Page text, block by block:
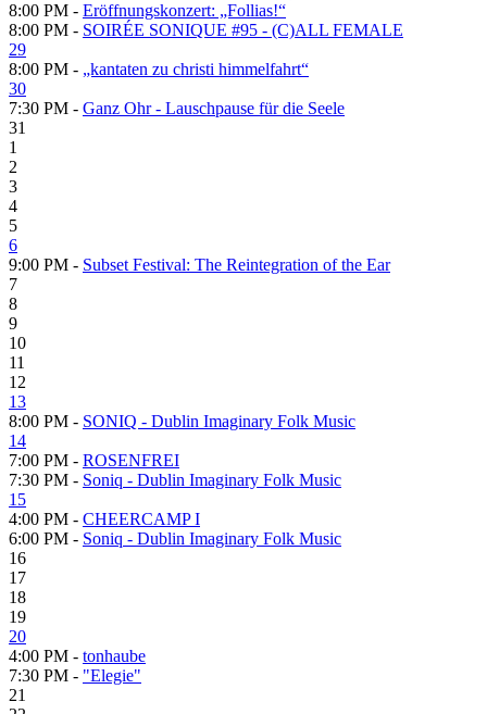
8:00 PM - Eröffnungskonzert: „Follias!“
8:00 PM - SOIRÉE SONIQUE #95 - (C)ALL FEMALE
29
8:00 PM - „kantaten zu christi himmelfahrt“
30
7:30 PM - Ganz Ohr - Lauschpause für die Seele
31
1
2
3
4
5
6
9:00 PM - Subset Festival: The Reintegration of the Ear
7
8
9
10
11
12
13
8:00 PM - SONIQ - Dublin Imaginary Folk Music
14
7:00 PM - ROSENFREI
7:30 PM - Soniq - Dublin Imaginary Folk Music
15
4:00 PM - CHEERCAMP I
6:00 PM - Soniq - Dublin Imaginary Folk Music
16
17
18
19
20
4:00 PM - tonhaube
7:30 PM - "Elegie"
21